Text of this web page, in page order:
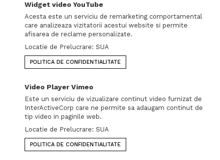
Widget video YouTube
Acesta este un serviciu de remarketing comportamental
care analizeaza vizitatorii acestui website si permite
afisarea de reclame personalizate.
Locatie de Prelucrare: SUA
POLITICA DE CONFIDENTIALITATE
Video Player Vimeo
Este un serviciu de vizualizare continut video furnizat de
InterActiveCorp care ne permite sa adaugam continut de
tip video in paginile web.
Locatie de Prelucrare: SUA
POLITICA DE CONFIDENTIALITATE